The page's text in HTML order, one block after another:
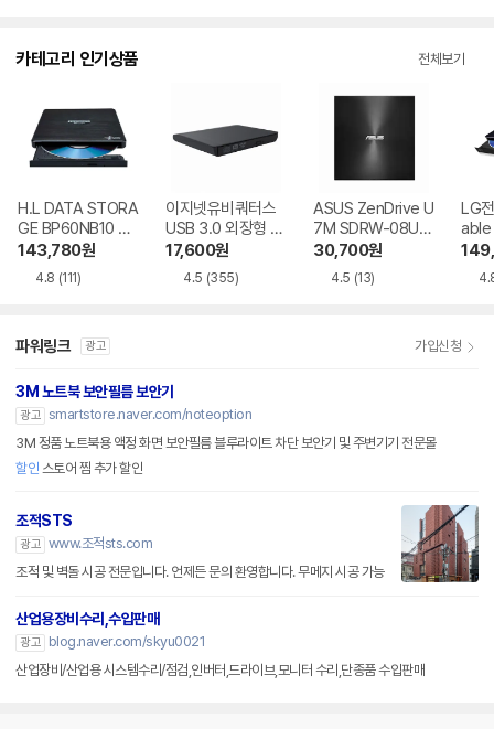
카테고리 인기상품 전체보기
H.L DATA STORA
GE BP60NB10 블
루레이 외장ODD
143,780원
4.8 (111)
이지넷유비쿼터스
USB 3.0 외장형 D
VD-RW NEXT-20
0DVD-RW
17,600원
4.5 (355)
ASUS ZenDrive U
7M SDRW-08U7
M-U-B
30,700원
4.5 (13)
LG
able
파워링크 광고 가입신청
3M 노트북 보안필름 보안기
광고 smartstore.naver.com/noteoption
3M 정품 노트북용 액정 화면 보안필름 블루라이트 차단 보안기 및 주변기기 전문몰
할인 스토어 찜 추가 할인
조적STS
광고 www.조적sts.com
조적 및 벽돌 시공 전문입니다. 언제든 문의 환영합니다. 무메지 시공 가능
산업용장비수리,수입판매
광고
blog.naver.com/skyu0021
산업장비/산업용 시스템수리/점검,인버터,드라이브,모니터 수리,단종품 수입판매